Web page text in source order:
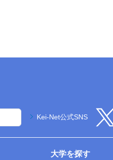
Kei-Net公式SNS
大学を探す